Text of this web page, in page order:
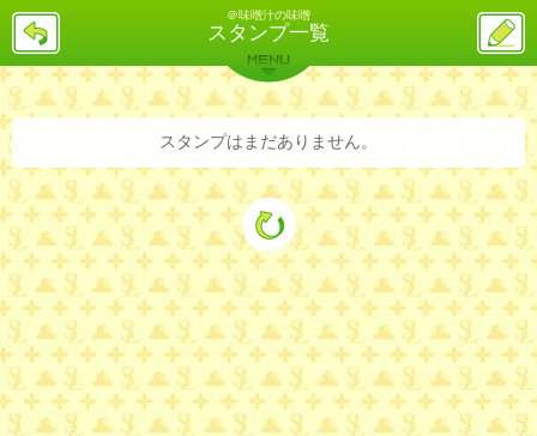
＠味噌汁の味噌
スタンプ一覧
戻
ス
投
稿
バックナンバー 詳細検索 ランキング
MENU
スタンプはまだありません。